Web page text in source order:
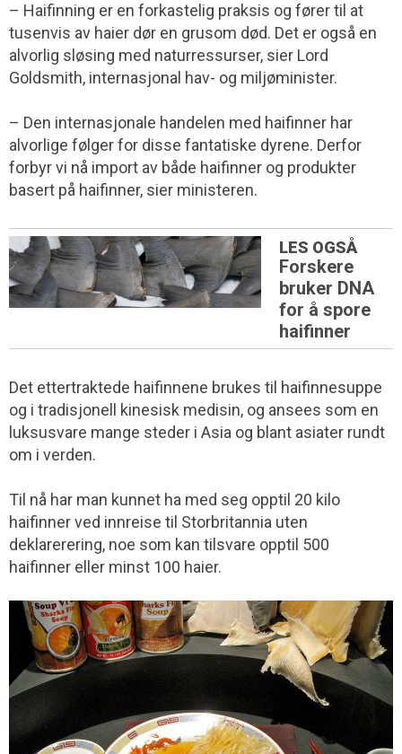
– Haifinning er en forkastelig praksis og fører til at
tusenvis av haier dør en grusom død. Det er også en
alvorlig sløsing med naturressurser, sier Lord
Goldsmith, internasjonal hav- og miljøminister.
– Den internasjonale handelen med haifinner har
alvorlige følger for disse fantatiske dyrene. Derfor
forbyr vi nå import av både haifinner og produkter
basert på haifinner, sier ministeren.
LES OGSÅ
Forskere
bruker DNA
for å spore
haifinner
Det ettertraktede haifinnene brukes til haifinnesuppe
og i tradisjonell kinesisk medisin, og ansees som en
luksusvare mange steder i Asia og blant asiater rundt
om i verden.
Til nå har man kunnet ha med seg opptil 20 kilo
haifinner ved innreise til Storbritannia uten
deklarerering, noe som kan tilsvare opptil 500
haifinner eller minst 100 haier.